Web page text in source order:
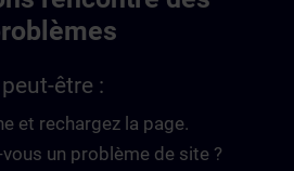
être :
et rechargez la page.
un problème de site ?